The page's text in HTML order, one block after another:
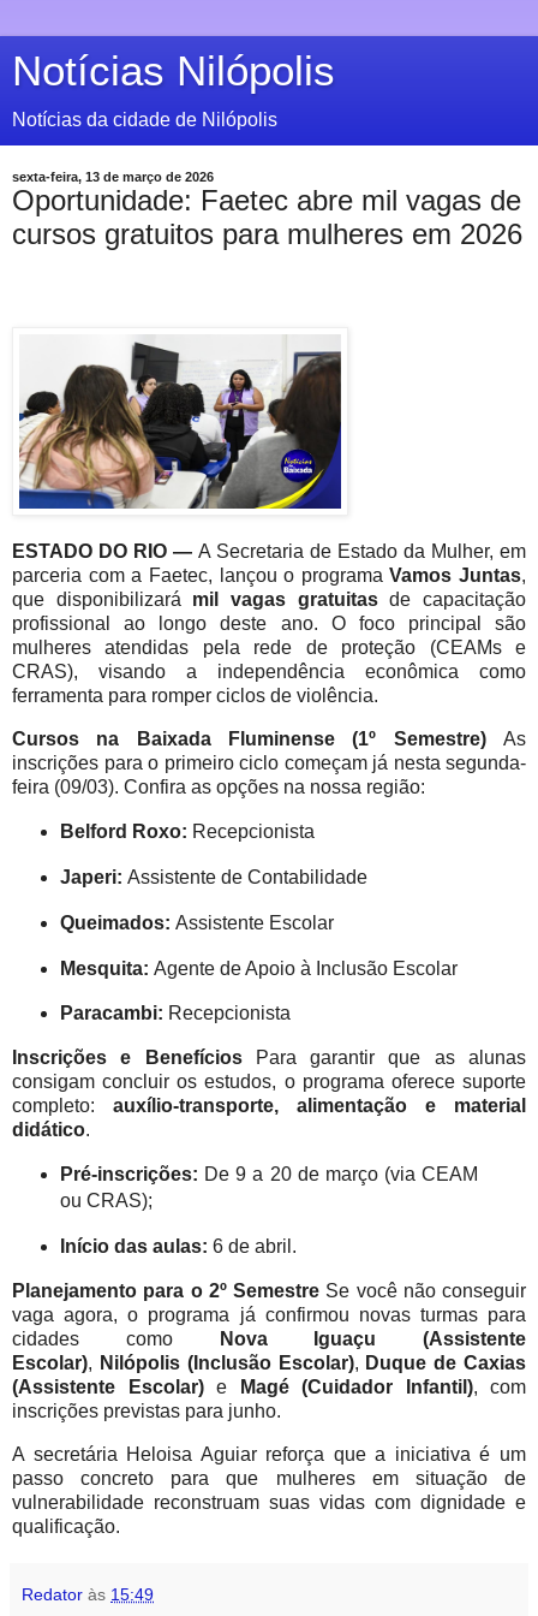
Notícias Nilópolis
Notícias da cidade de Nilópolis
sexta-feira, 13 de março de 2026
Oportunidade: Faetec abre mil vagas de
cursos gratuitos para mulheres em 2026
ESTADO DO RIO — A Secretaria de Estado da Mulher, em
parceria com a Faetec, lançou o programaVamos Juntas,
que disponibilizará mil vagas gratuitasde capacitação
profissional ao longo deste ano. O foco principal são
mulheres atendidas pela rede de proteção (CEAMs e
CRAS), visando a independência econômica como
ferramenta para romper ciclos de violência.
Cursos na Baixada Fluminense (1º Semestre)As
inscrições para o primeiro ciclo começam já nesta segunda-
feira (09/03). Confira as opções na nossa região:
Belford Roxo: Recepcionista
Japeri: Assistente de Contabilidade
Queimados: Assistente Escolar
Mesquita: Agente de Apoio à Inclusão Escolar
Paracambi: Recepcionista
Inscrições e BenefíciosPara garantir que as alunas
consigam concluir os estudos, o programa oferece suporte
completo: auxílio-transporte, alimentação e material
didático.
Pré-inscrições: De 9 a 20 de março (via CEAM
ou CRAS);
Início das aulas: 6 de abril.
Planejamento para o 2º Semestre Se você não conseguir
vaga agora, o programa já confirmou novas turmas para
cidades como
Nova Iguaçu (Assistente
Escolar), Nilópolis (Inclusão Escolar), Duque de Caxias
(Assistente Escolar)e Magé (Cuidador Infantil), com
inscrições previstas para junho.
A secretária Heloisa Aguiar reforça que a iniciativa é um
passo concreto para que mulheres em situação de
vulnerabilidade reconstruam suas vidas com dignidade e
qualificação.
Redator às 15:49